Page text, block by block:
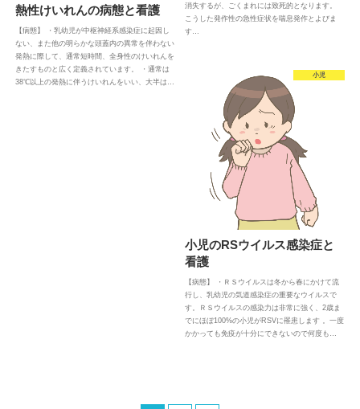
消失するが、ごくまれには致死的となります。
こうした発作性の急性症状を喘息発作とよびま
す…
熱性けいれんの病態と看護
【病態】 ・乳幼児が中枢神経系感染症に起因し
ない、また他の明らかな頭蓋内の異常を伴わない
発熱に際して、通常短時間、全身性のけいれんを
きたすものと広く定義されています。 ・通常は
38℃以上の発熱に伴うけいれんをいい、大半は…
小児
小児のRSウイルス感染症と
看護
【病態】 ・ＲＳウイルスは冬から春にかけて流
行し、乳幼児の気道感染症の重要なウイルスで
す。ＲＳウイルスの感染力は非常に強く、2歳ま
でにほぼ100%の小児がRSVに罹患します 。一度
かかっても免疫が十分にできないので何度も…